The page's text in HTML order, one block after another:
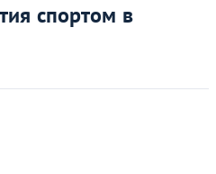
спортом в